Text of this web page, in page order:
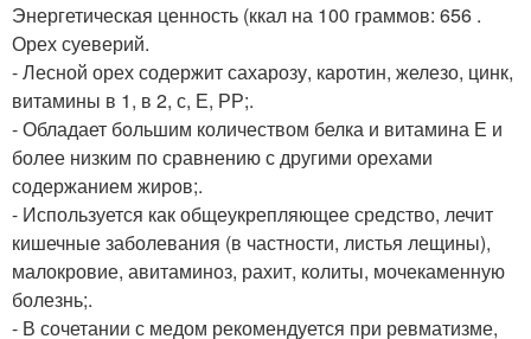
Энергетическая ценность (ккал на 100 граммов: 656 .
Орех суеверий.
- Лесной орех содержит сахарозу, каротин, железо, цинк,
витамины в 1, в 2, с, Е, РР;.
- Обладает большим количеством белка и витамина Е и
более низким по сравнению с другими орехами
содержанием жиров;.
- Используется как общеукрепляющее средство, лечит
кишечные заболевания (в частности, листья лещины),
малокровие, авитаминоз, рахит, колиты, мочекаменную
болезнь;.
- В сочетании с медом рекомендуется при ревматизме,